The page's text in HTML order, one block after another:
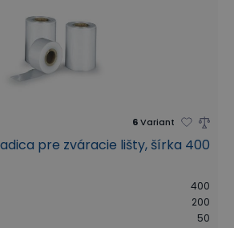
6Variant
pre zváracie lišty, šírka 400
400
200
50